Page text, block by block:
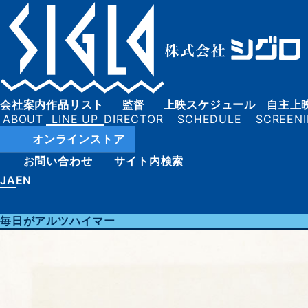
会社案内作品リスト 監督 上映スケジュール 自主上
オンラインストア
お問い合わせ
サイト内検索
JAEN
毎日がアルツハイマー